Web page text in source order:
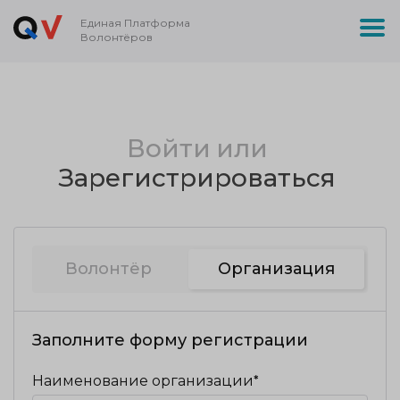
Единая Платформа
Волонтёров
Войти или
Зарегистрироваться
Волонтёр Организация
Заполните форму регистрации
Наименование организации*